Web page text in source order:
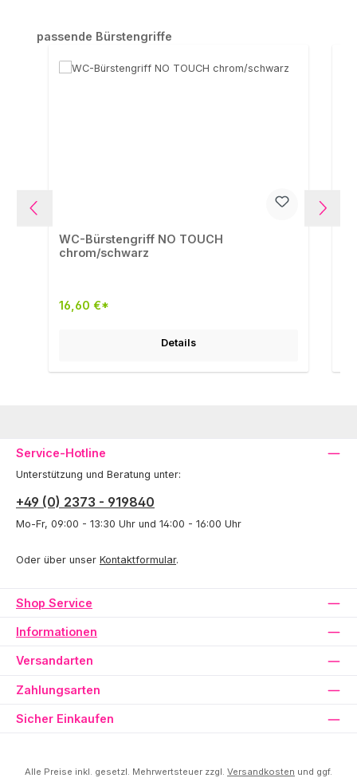
Produktgalerie überspringen
passende Bürstengriffe
WC-Bürstengriff NO TOUCH
chrom/schwarz
16,60 €*
Details
Service-Hotline
Unterstützung und Beratung unter:
+49 (0) 2373 - 919840
Mo-Fr, 09:00 - 13:30 Uhr und 14:00 - 16:00 Uhr
Oder über unser Kontaktformular.
Shop Service
Informationen
Versandarten
Zahlungsarten
Sicher Einkaufen
Alle Preise inkl. gesetzl. Mehrwertsteuer zzgl. Versandkosten und ggf.